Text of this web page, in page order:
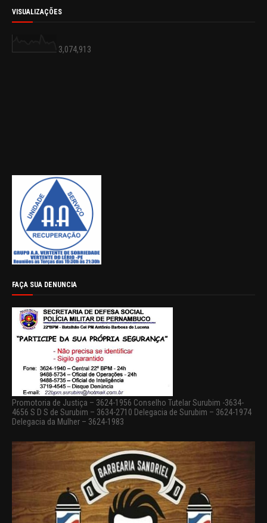
VISUALIZAÇÕES
3,074,913
FAÇA SUA DENUNCIA
Promotoria de Justiça – 3624-1956 Conselho Tutelar Surubim -3634-
4656 S D S de Surubim – 3634-2710 Delegacia de Surubim – 3624-1974
Delegacia da Mulher – 3624-1983